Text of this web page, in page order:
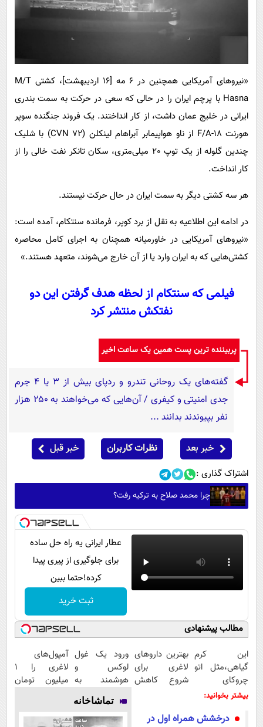
«نیروهای آمریکایی همچنین در ۶ مه [16 اردیبهشت]، کشتی M/T
Hasna با پرچم ایران را در حالی که سعی در حرکت به سمت بندری
ایرانی در خلیج عمان داشت، از کار انداختند. یک فروند جنگنده سوپر
هورنت F/A-18 از ناو هواپیمابر آبراهام لینکلن (CVN 72) با شلیک
چندین گلوله از یک توپ 20 میلی‌متری، سکان تانکر نفت خالی را از
کار انداخت.
هر سه کشتی دیگر به سمت ایران در حال حرکت نیستند.
در ادامه این اطلاعیه به نقل از برد کوپر، فرمانده سنتکام، آمده است:
«نیروهای آمریکایی در خاورمیانه همچنان به اجرای کامل محاصره
کشتی‌هایی که به ایران وارد یا از آن خارج می‌شوند، متعهد هستند.»
فیلمی که سنتکام از لحظه هدف گرفتن این دو
نفتکش منتشر کرد
پربیننده ترین پست همین یک ساعت اخیر
گفته‌های یک روحانی تندرو و ردپای بیش از ۳ یا ۴ جرم
جدی امنیتی و کیفری / آن‌هایی که می‌خواهند به ۲۵۰ هزار
نفر بپیوندند بدانند ...
خبر بعد نظرات کاربران خبر قبل
اشتراک گذاری :
چرا محمد صلاح به ترکیه رفت؟
عطار ایرانی یه راه حل ساده
برای جلوگیری از پیری پیدا
کرده!حتما ببین
ثبت خرید
مطالب پیشنهادی
این کرم
گیاهی،مثل اتو
چروکای
پوستتوصاف
بهترین داروهای
لاغری برای
شروع کاهش
نزدیکت!
ورود یک غول
لوکس و
هوشمند به
ایران، IM LS9
رسماً رونمایی
شد
آمپول‌های
لاغری را ۱
میلیون تومان
بیشتر بخوانید:
درخشش همراه اول در
تماشاخانه